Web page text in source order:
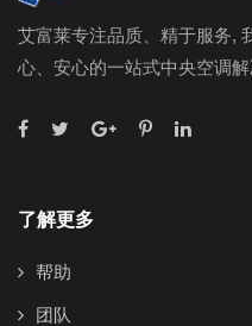
艾富莱专注品质、精于服务,
心、安心的一站式中央空调解
了解更多
帮助
团队